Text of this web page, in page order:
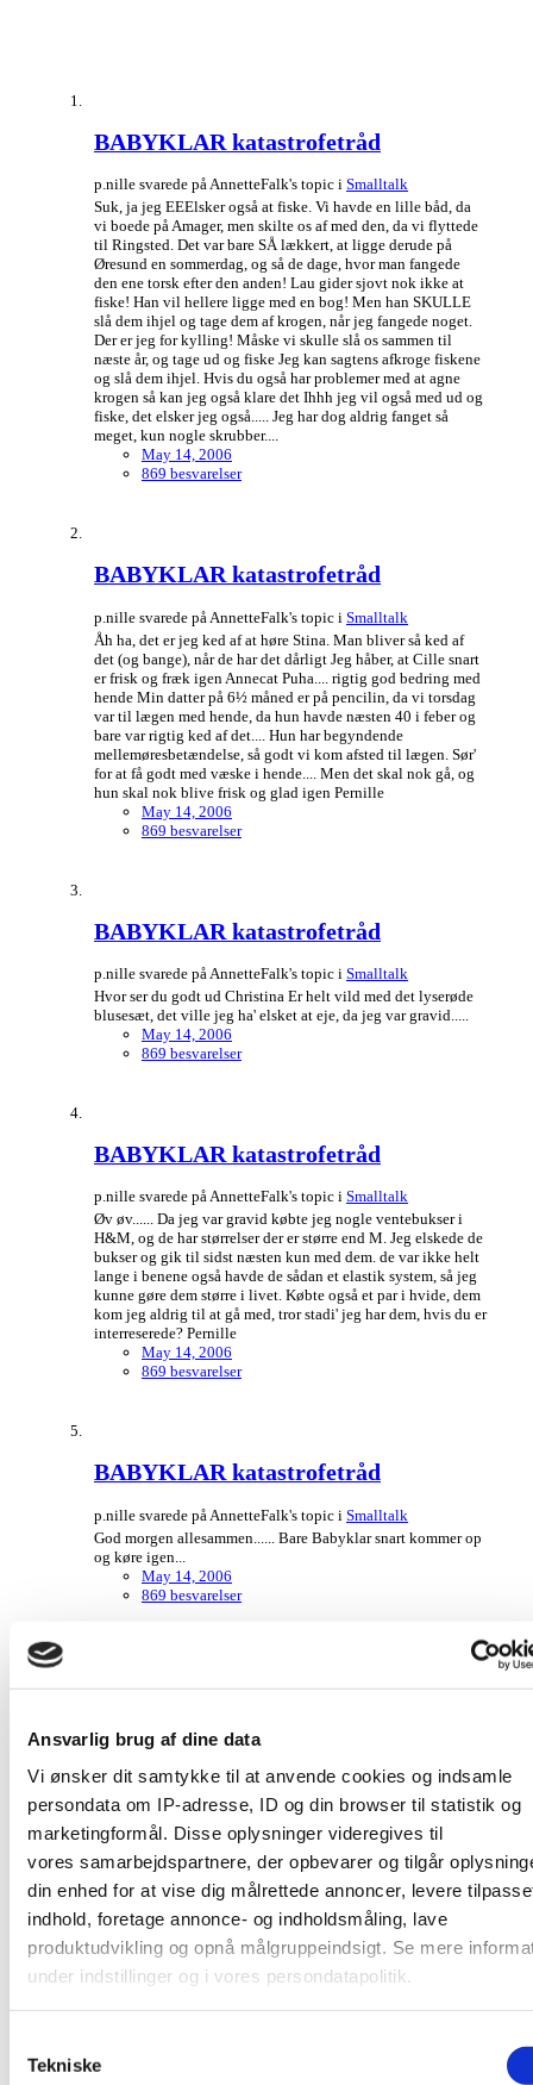
Ansvarlig brug af dine data
Vi ønsker dit samtykke til at anvende cookies og indsamle
persondata om IP-adresse, ID og din browser til statistik og
marketingformål. Disse oplysninger videregives til
vores samarbejdspartnere, der opbevarer og tilgår
din enhed for at vise dig målrettede annoncer, levere
indhold, foretage annonce- og indholdsmåling, lave
produktudvikling og opnå målgruppeindsigt. Se mere
under indstillinger og i vores persondatapolitik.
Indsamle præcise oplysninger om din placering, der kan
Tekniske
BABYKLAR katastrofetråd
p.nille svarede på AnnetteFalk's topic i Smalltalk
Suk, ja jeg EEElsker også at fiske. Vi havde en lille båd, da
vi boede på Amager, men skilte os af med den, da vi flyttede
til Ringsted. Det var bare SÅ lækkert, at ligge derude på
Øresund en sommerdag, og så de dage, hvor man fangede
den ene torsk efter den anden! Lau gider sjovt nok ikke at
fiske! Han vil hellere ligge med en bog! Men han SKULLE
slå dem ihjel og tage dem af krogen, når jeg fangede noget.
Der er jeg for kylling! Måske vi skulle slå os sammen til
næste år, og tage ud og fiske Jeg kan sagtens afkroge fiskene
og slå dem ihjel. Hvis du også har problemer med at agne
krogen så kan jeg også klare det Ihhh jeg vil også med ud og
fiske, det elsker jeg også..... Jeg har dog aldrig fanget så
meget, kun nogle skrubber....
May 14, 2006
869 besvarelser
BABYKLAR katastrofetråd
p.nille svarede på AnnetteFalk's topic i Smalltalk
Åh ha, det er jeg ked af at høre Stina. Man bliver så ked af
det (og bange), når de har det dårligt Jeg håber, at Cille snart
er frisk og fræk igen Annecat Puha.... rigtig god bedring med
hende Min datter på 6½ måned er på pencilin, da vi torsdag
var til lægen med hende, da hun havde næsten 40 i feber og
bare var rigtig ked af det.... Hun har begyndende
mellemøresbetændelse, så godt vi kom afsted til lægen. Sør'
for at få godt med væske i hende.... Men det skal nok gå, og
hun skal nok blive frisk og glad igen Pernille
May 14, 2006
869 besvarelser
BABYKLAR katastrofetråd
p.nille svarede på AnnetteFalk's topic i Smalltalk
Hvor ser du godt ud Christina Er helt vild med det lyserøde
blusesæt, det ville jeg ha' elsket at eje, da jeg var gravid.....
May 14, 2006
869 besvarelser
BABYKLAR katastrofetråd
p.nille svarede på AnnetteFalk's topic i Smalltalk
Øv øv...... Da jeg var gravid købte jeg nogle ventebukser i
H&M, og de har størrelser der er større end M. Jeg elskede de
bukser og gik til sidst næsten kun med dem. de var ikke helt
lange i benene også havde de sådan et elastik system, så jeg
kunne gøre dem større i livet. Købte også et par i hvide, dem
kom jeg aldrig til at gå med, tror stadi' jeg har dem, hvis du er
interreserede? Pernille
May 14, 2006
869 besvarelser
BABYKLAR katastrofetråd
p.nille svarede på AnnetteFalk's topic i Smalltalk
God morgen allesammen...... Bare Babyklar snart kommer op
og køre igen...
May 14, 2006
869 besvarelser
BABYKLAR katastrofetråd
p.nille svarede på AnnetteFalk's topic i
ovnkartofler, tomatsalat og tatziki(eller hvordan det staves)
May 13, 2006
BABYKLAR katastrofetråd
p.nille svarede på AnnetteFalk's topic i
Smalltalk
Christina..... hvornår har du termin? Kan ikke lige huske det,